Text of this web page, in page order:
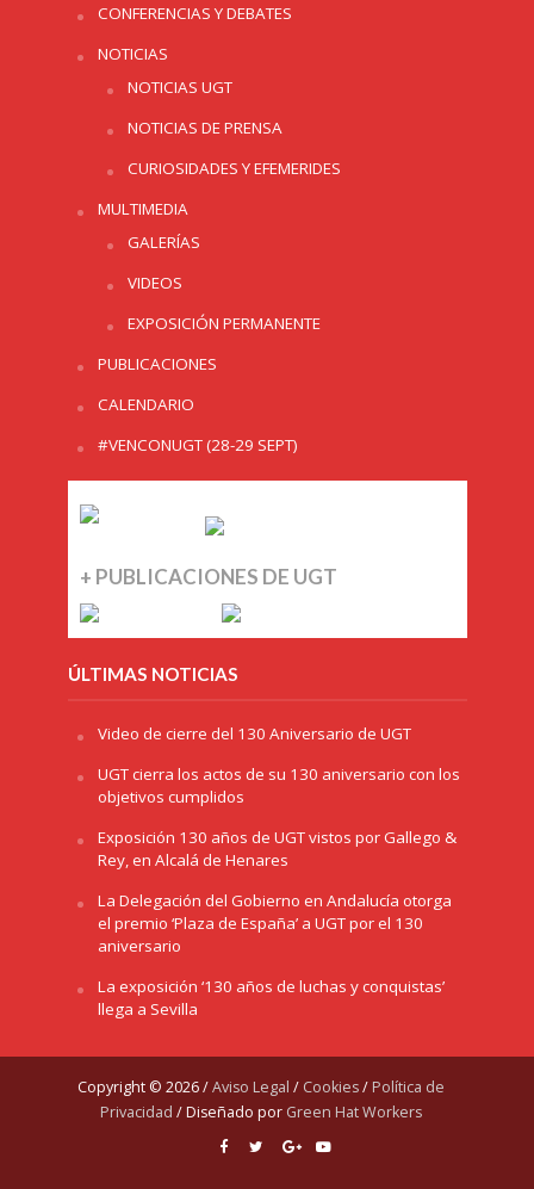
CONFERENCIAS Y DEBATES
NOTICIAS
NOTICIAS UGT
NOTICIAS DE PRENSA
CURIOSIDADES Y EFEMERIDES
MULTIMEDIA
GALERÍAS
VIDEOS
EXPOSICIÓN PERMANENTE
PUBLICACIONES
CALENDARIO
#VENCONUGT (28-29 SEPT)
+ PUBLICACIONES DE UGT
ÚLTIMAS NOTICIAS
Video de cierre del 130 Aniversario de UGT
UGT cierra los actos de su 130 aniversario con los
objetivos cumplidos
Exposición 130 años de UGT vistos por Gallego &
Rey, en Alcalá de Henares
La Delegación del Gobierno en Andalucía otorga
el premio ‘Plaza de España’ a UGT por el 130
aniversario
La exposición ‘130 años de luchas y conquistas’
llega a Sevilla
Copyright © 2026 /Aviso Legal / Cookies/ Política de
Privacidad / Diseñado por Green Hat Workers